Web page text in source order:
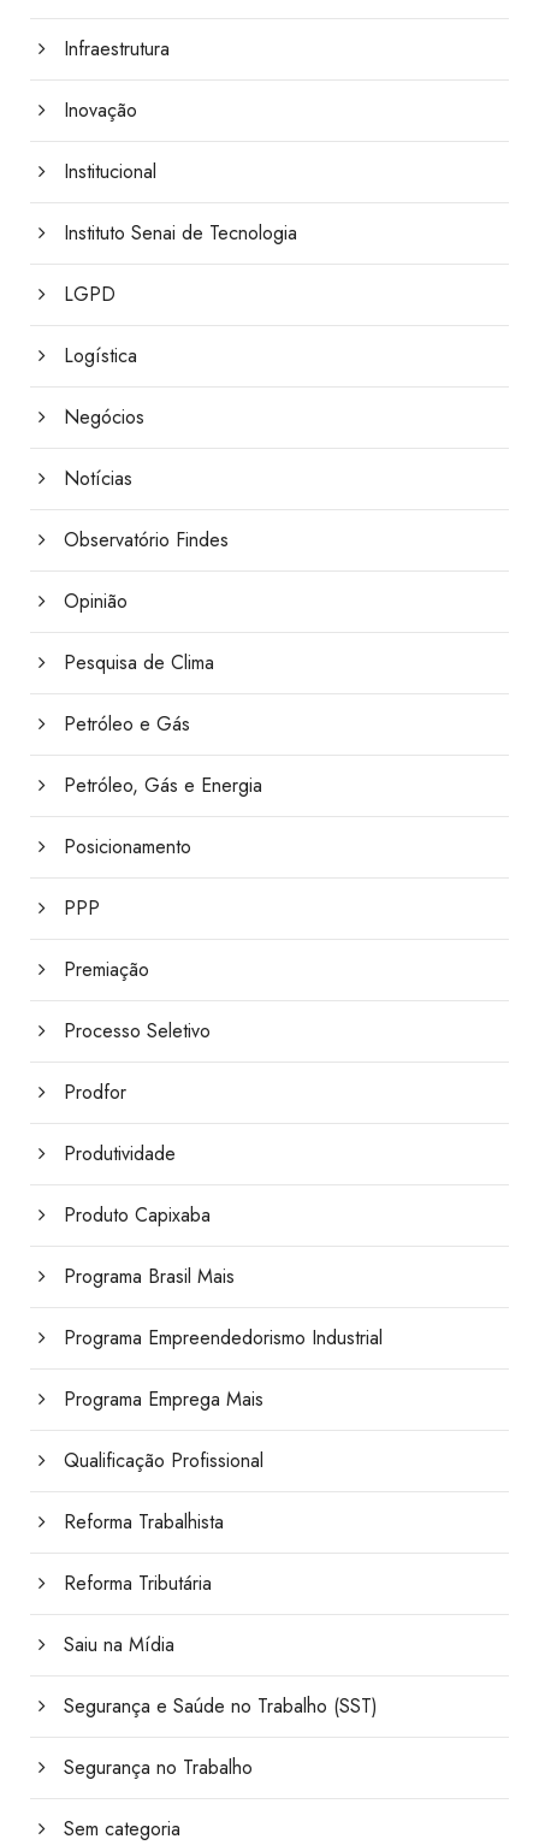
Infraestrutura
Inovação
Institucional
Instituto Senai de Tecnologia
LGPD
Logística
Negócios
Notícias
Observatório Findes
Opinião
Pesquisa de Clima
Petróleo e Gás
Petróleo, Gás e Energia
Posicionamento
PPP
Premiação
Processo Seletivo
Prodfor
Produtividade
Produto Capixaba
Programa Brasil Mais
Programa Empreendedorismo Industrial
Programa Emprega Mais
Qualificação Profissional
Reforma Trabalhista
Reforma Tributária
Saiu na Mídia
Segurança e Saúde no Trabalho (SST)
Segurança no Trabalho
Sem categoria